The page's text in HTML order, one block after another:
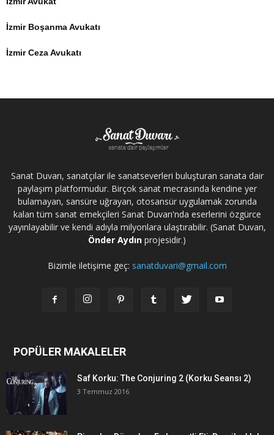
İzmir Boşanma Avukatı
İzmir Ceza Avukatı
Sanat Duvarı, sanatçılar ile sanatseverleri buluşturan sanata dair
paylaşım platformudur. Birçok sanat mecrasında kendine yer
bulamayan, sansüre uğrayan, otosansür uygulamak zorunda
kalan tüm sanat emekçileri Sanat Duvarı'nda eserlerini özgürce
yayınlayabilir ve kendi adıyla milyonlara ulaştırabilir. (Sanat Duvarı,
Önder Aydın projesidir.)
Bizimle iletişime geç: sanatduvari@gmail.com
POPÜLER MAKALELER
Saf Korku: The Conjuring 2 (Korku Seansı 2)
3 Temmuz 2016